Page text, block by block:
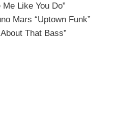
Like You Do”
“Uptown Funk”
That Bass”